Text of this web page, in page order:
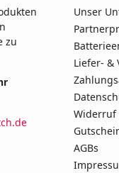
zu
Unser
Liefer- &
Widerruf
AGBs